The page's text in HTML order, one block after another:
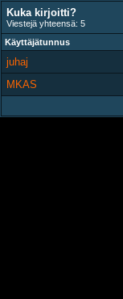
Kuka kirjoitti?
Viestejä yhteensä: 5
Käyttäjätunnus
juhaj
MKAS